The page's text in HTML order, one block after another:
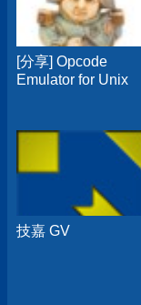
[分享] Opcode
Emulator for Unix
技嘉 GV